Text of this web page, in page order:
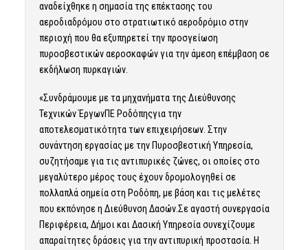
αναδείχθηκε η σημασία της επέκτασης του
αεροδιαδρόμου στο στρατιωτικό αεροδρόμιο στην
περιοχή που θα εξυπηρετεί την προσγείωση
πυροσβεστικών αεροσκαφών για την άμεση επέμβαση σε
εκδήλωση πυρκαγιών.
«Συνδράμουμε με τα μηχανήματα της Διεύθυνσης
Τεχνικών ΈργωνΠΕ Ροδόπηςγια την
αποτελεσματικότητα των επιχειρήσεων. Στην
συνάντηση εργασίας με την Πυροσβεστική Υπηρεσία,
συζητήσαμε για τις αντιπυρικές ζώνες, οι οποίες στο
μεγαλύτερο μέρος τους έχουν δρομολογηθεί σε
πολλαπλά σημεία στη Ροδόπη, με βάση και τις μελέτες
που εκπόνησε η Διεύθυνση Δασών.Σε αγαστή συνεργασία
Περιφέρεια, Δήμοι και Δασική Υπηρεσία συνεχίζουμε
απαραίτητες δράσεις για την αντιπυρική προστασία. Η